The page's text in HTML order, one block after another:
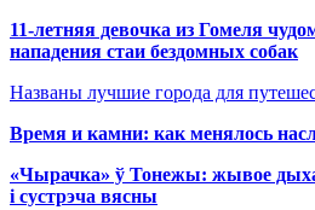
11-летняя девочка из Гомеля
нападения стаи бездомных собак
Названы лучшие города для
Время и камни: как менялось
«Чырачка» ў Тонежы: жывое
і сустрэча вясны